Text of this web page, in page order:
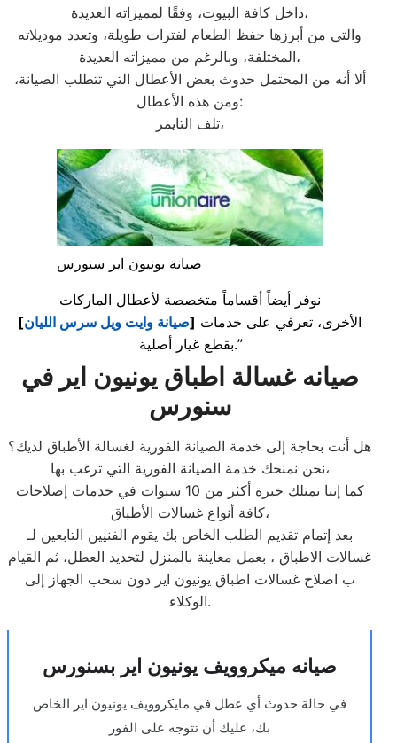
داخل كافة البيوت، وفقًا لمميزاته العديدة،
والتي من أبرزها حفظ الطعام لفترات طويلة، وتعدد موديلاته
المختلفة، وبالرغم من مميزاته العديدة،
ألا أنه من المحتمل حدوث بعض الأعطال التي تتطلب الصيانة،
ومن هذه الأعطال:
تلف التايمر،
صيانة يونيون اير سنورس
نوفر أيضاً أقساماً متخصصة لأعطال الماركات
الأخرى، تعرفي على خدمات [صيانة وايت ويل سرس الليان]
بقطع غيار أصلية.”
صيانه غسالة اطباق يونيون اير في
سنورس
هل أنت بحاجة إلى خدمة الصيانة الفورية لغسالة الأطباق لديك؟
نحن نمنحك خدمة الصيانة الفورية التي ترغب بها،
كما إننا نمتلك خبرة أكثر من 10 سنوات في خدمات إصلاحات
كافة أنواع غسالات الأطباق،
بعد إتمام تقديم الطلب الخاص بك يقوم الفنيين التابعين لـ
غسالات الاطباق ، بعمل معاينة بالمنزل لتحديد العطل، ثم القيام
ب اصلاح غسالات اطباق يونيون اير دون سحب الجهاز إلى
الوكلاء.
صيانه ميكروويف يونيون اير بسنورس
في حالة حدوث أي عطل في مايكروويف يونيون اير الخاص
بك، عليك أن تتوجه على الفور